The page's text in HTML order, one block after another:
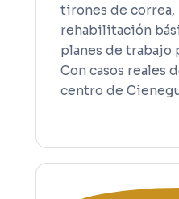
tirones de
rehabilitación
planes de trabajo
Con casos reales
centro de